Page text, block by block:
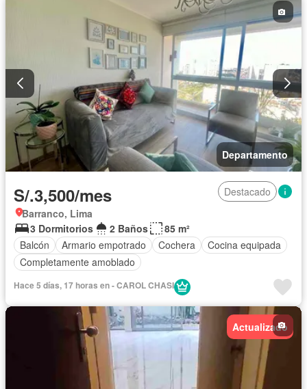
Departamento
S/.3,500/mes
Destacado
Barranco, Lima
3 Dormitorios
2 Baños
85 m²
Balcón
Armario empotrado Cochera
Cocina equipada
Completamente amoblado
Hace 5 días, 17 horas en - CAROL CHASI
Actualizado